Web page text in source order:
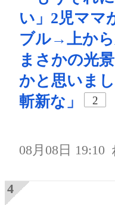
い」2児ママ
ブル→上か
まさかの光
かと思いま
斬新な」
2
08月08日 19:10